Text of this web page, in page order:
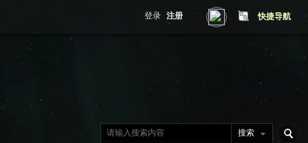
快捷导航
登录 注册
搜索